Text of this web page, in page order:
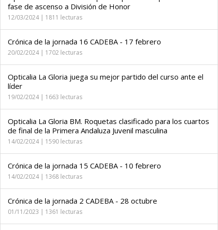
fase de ascenso a División de Honor
12/03/2024 | 1811 lecturas
Crónica de la jornada 16 CADEBA - 17 febrero
20/02/2024 | 1702 lecturas
Opticalia La Gloria juega su mejor partido del curso ante el
líder
19/02/2024 | 1663 lecturas
Opticalia La Gloria BM. Roquetas clasificado para los cuartos
de final de la Primera Andaluza Juvenil masculina
14/02/2024 | 1590 lecturas
Crónica de la jornada 15 CADEBA - 10 febrero
14/02/2024 | 1368 lecturas
Crónica de la jornada 2 CADEBA - 28 octubre
01/11/2023 | 1361 lecturas